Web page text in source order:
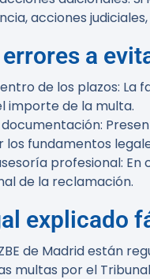
acciones
a
de los plazos: La
importe de la multa.
:
los fundamentos
profesional: En
de la reclamación.
explicado
de Madrid están
multas por el